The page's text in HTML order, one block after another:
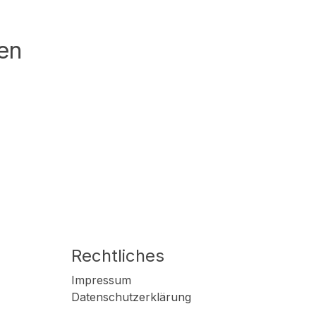
Rechtliches
Impressum
Datenschutzerklärung